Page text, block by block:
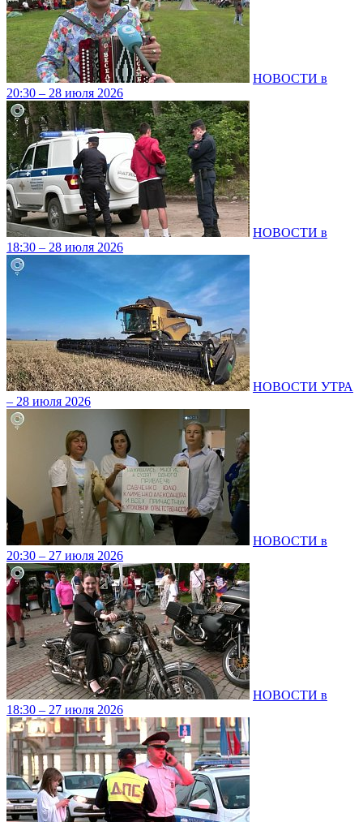
НОВОСТИ в
20:30 – 28 июля 2026
НОВОСТИ в
18:30 – 28 июля 2026
НОВОСТИ УТРА
– 28 июля 2026
НОВОСТИ в
20:30 – 27 июля 2026
НОВОСТИ в
18:30 – 27 июля 2026